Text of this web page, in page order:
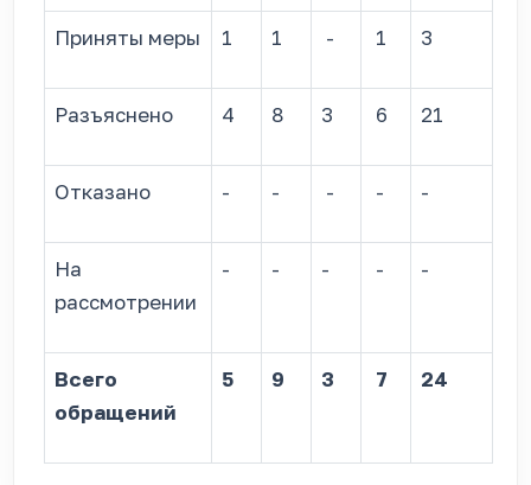
Приняты меры 1 1 - 1 3
Разъяснено 4 8 3 6 21
Отказано - - - - -
На
рассмотрении
- - - - -
Всего
обращений
5 9 3 7 24